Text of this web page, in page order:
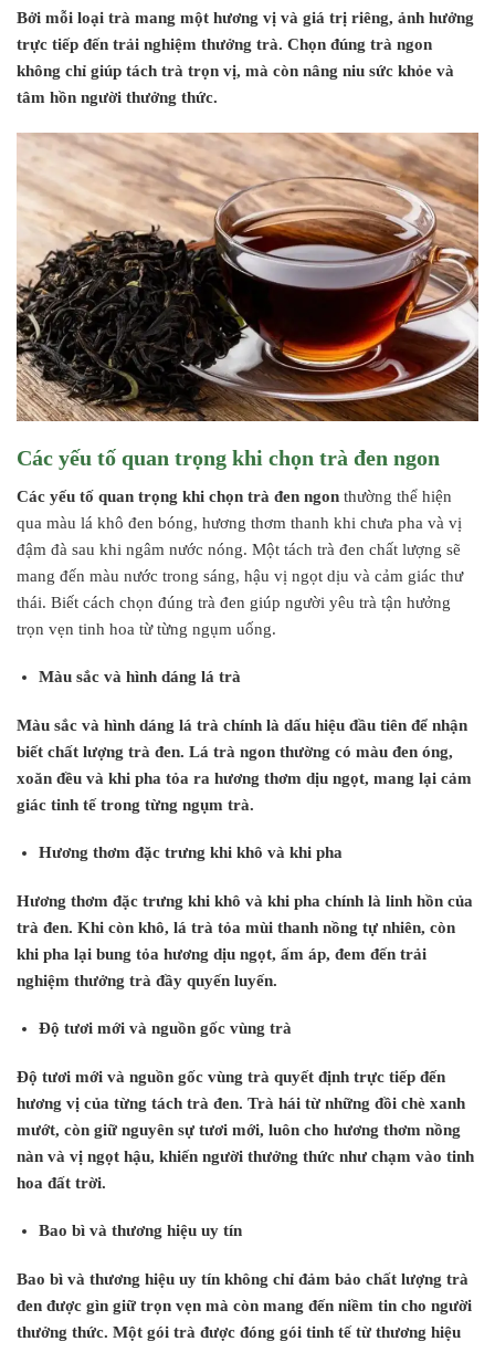
Bởi mỗi loại trà mang một hương vị và giá trị riêng, ảnh hưởng
trực tiếp đến trải nghiệm thưởng trà. Chọn đúng trà ngon
không chỉ giúp tách trà trọn vị, mà còn nâng niu sức khỏe và
tâm hồn người thưởng thức.
Các yếu tố quan trọng khi chọn trà đen ngon
Các yếu tố quan trọng khi chọn trà đen ngon thường thể hiện
qua màu lá khô đen bóng, hương thơm thanh khi chưa pha và vị
đậm đà sau khi ngâm nước nóng. Một tách trà đen chất lượng sẽ
mang đến màu nước trong sáng, hậu vị ngọt dịu và cảm giác thư
thái. Biết cách chọn đúng trà đen giúp người yêu trà tận hưởng
trọn vẹn tinh hoa từ từng ngụm uống.
Màu sắc và hình dáng lá trà
Màu sắc và hình dáng lá trà chính là dấu hiệu đầu tiên để nhận
biết chất lượng trà đen. Lá trà ngon thường có màu đen óng,
xoăn đều và khi pha tỏa ra hương thơm dịu ngọt, mang lại cảm
giác tinh tế trong từng ngụm trà.
Hương thơm đặc trưng khi khô và khi pha
Hương thơm đặc trưng khi khô và khi pha chính là linh hồn của
trà đen. Khi còn khô, lá trà tỏa mùi thanh nồng tự nhiên, còn
khi pha lại bung tỏa hương dịu ngọt, ấm áp, đem đến trải
nghiệm thưởng trà đầy quyến luyến.
Độ tươi mới và nguồn gốc vùng trà
Độ tươi mới và nguồn gốc vùng trà quyết định trực tiếp đến
hương vị của từng tách trà đen. Trà hái từ những đồi chè xanh
mướt, còn giữ nguyên sự tươi mới, luôn cho hương thơm nồng
nàn và vị ngọt hậu, khiến người thưởng thức như chạm vào tinh
hoa đất trời.
Bao bì và thương hiệu uy tín
Bao bì và thương hiệu uy tín không chỉ đảm bảo chất lượng trà
đen được gìn giữ trọn vẹn mà còn mang đến niềm tin cho người
thưởng thức. Một gói trà được đóng gói tinh tế từ thương hiệu